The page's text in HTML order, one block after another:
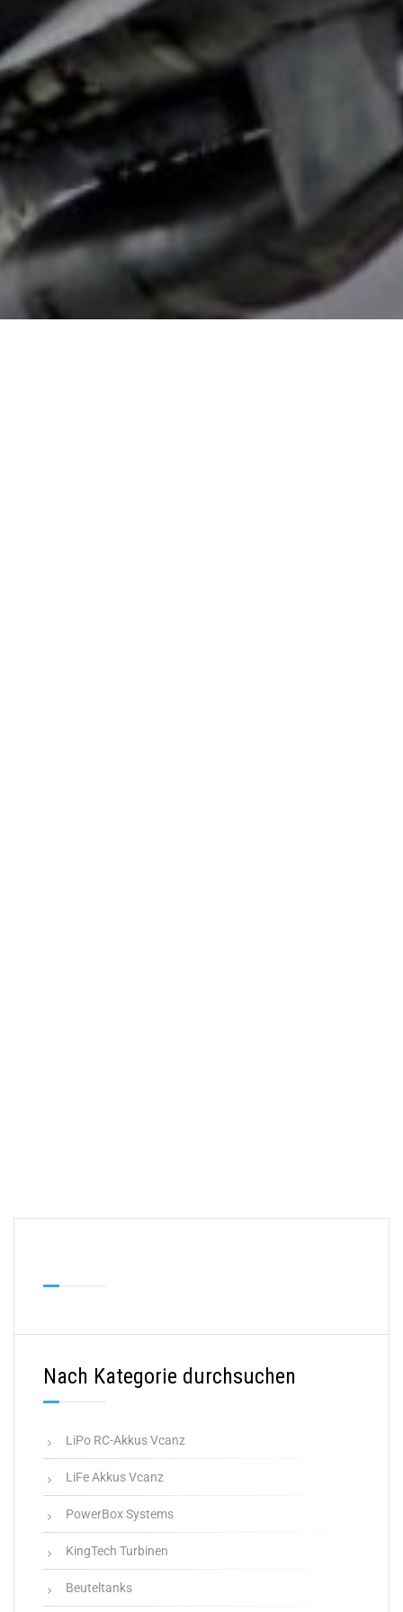
Nach Kategorie durchsuchen
LiPo RC-Akkus Vcanz
LiFe Akkus Vcanz
PowerBox Systems
KingTech Turbinen
Beuteltanks